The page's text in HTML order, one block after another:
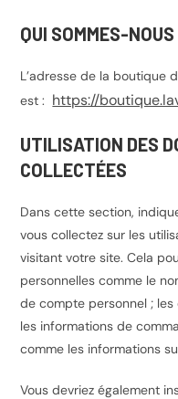
QUI SOMMES-NOUS
L’adresse de la boutique
est : https://
UTILISATION DES
COLLECTÉES
Dans cette section,
vous collectez sur les
visitant votre site. Cela
personnelles comme le
de compte personnel ;
les informations de
comme les informations
Vous devriez également